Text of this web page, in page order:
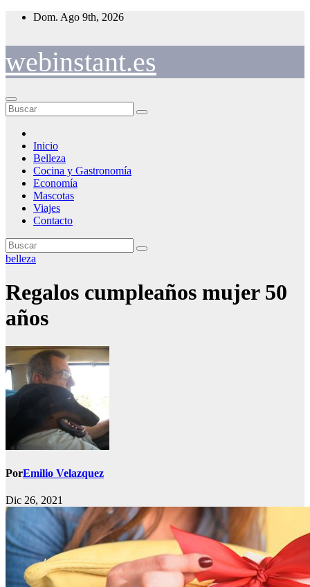
Saltar
Dom. Ago 9th, 2026
webinstant.es
Inicio
Belleza
Cocina y Gastronomía
Economía
Mascotas
Viajes
Contacto
belleza
Regalos cumpleaños mujer 50
años
PorEmilio Velazquez
Dic 26, 2021